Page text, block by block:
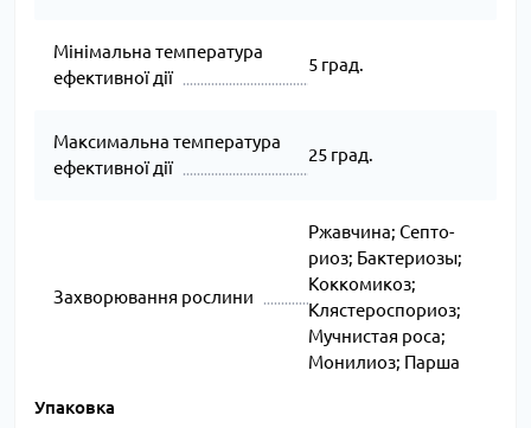
Мінімальна температура
ефективної дії
5 град.
Максимальна температура
ефективної дії
25 град.
Захворювання рослини
Ржавчина; Сеп­то­
ри­оз; Бактериозы;
Коккомикоз;
Клястероспориоз;
Муч­нис­тая ро­са;
Монилиоз; Парша
Упаковка